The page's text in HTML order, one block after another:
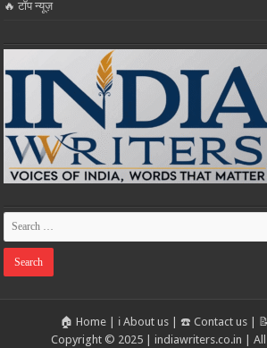
🔥 टॉप न्यूज़
🏠 Home| ℹ️ About us| ☎️ Contact us|
Copyright © 2025 | indiawriters.co.in | All